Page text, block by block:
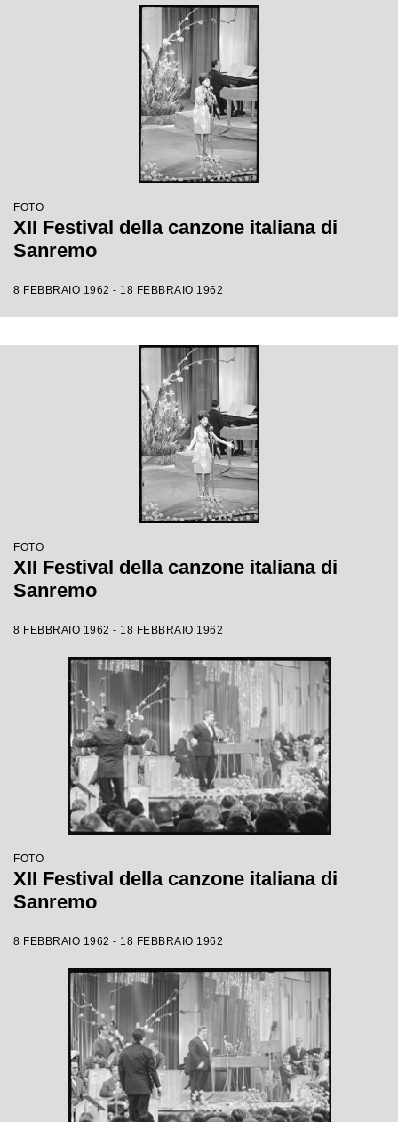
FOTO
XII Festival della canzone italiana di
Sanremo
8 FEBBRAIO 1962 - 18 FEBBRAIO 1962
FOTO
XII Festival della canzone italiana di
Sanremo
8 FEBBRAIO 1962 - 18 FEBBRAIO 1962
FOTO
XII Festival della canzone italiana di
Sanremo
8 FEBBRAIO 1962 - 18 FEBBRAIO 1962